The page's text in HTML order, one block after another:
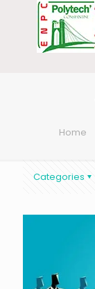
Home
Categories